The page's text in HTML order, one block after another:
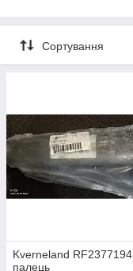
Сортування
Kverneland RF2377194
палець